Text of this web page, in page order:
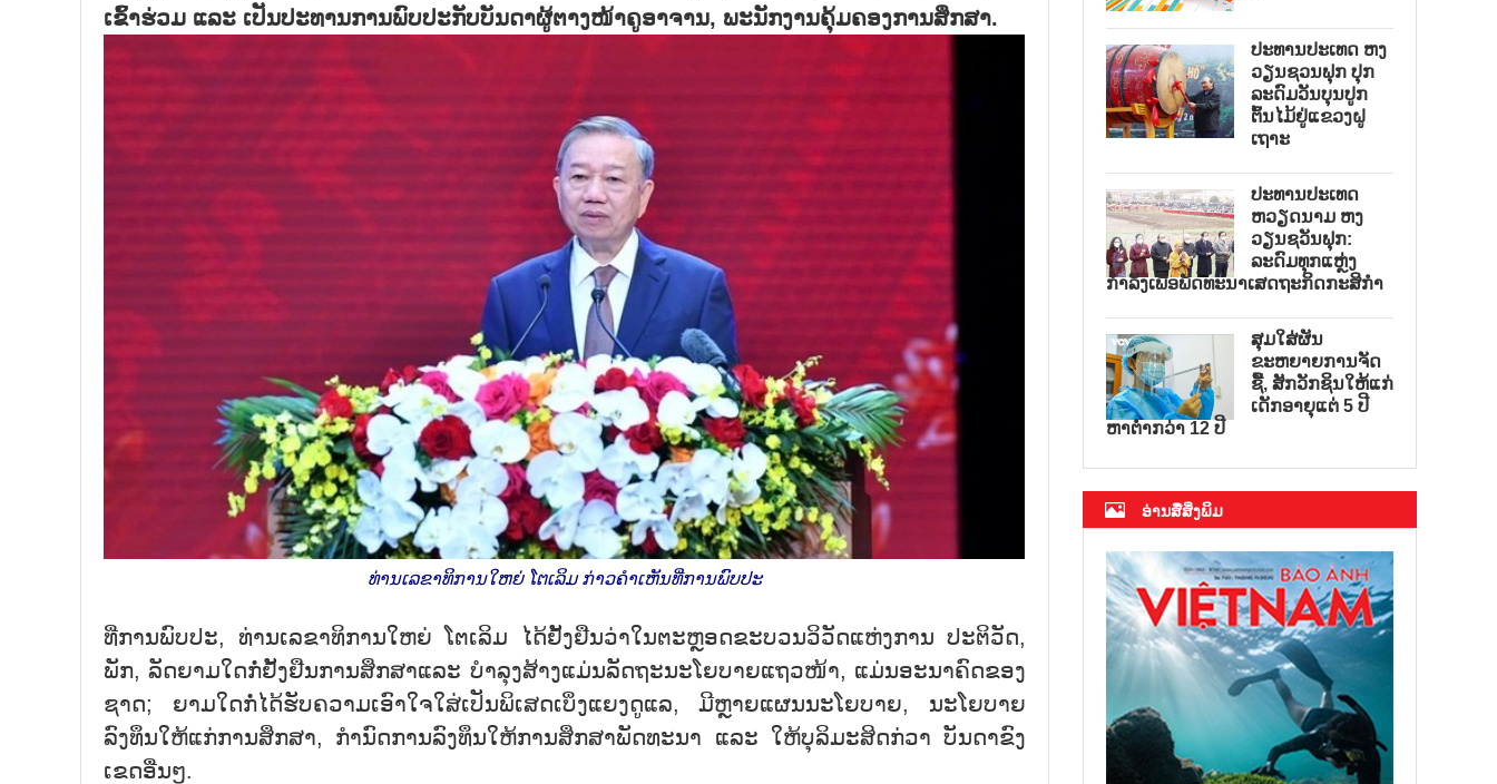
ເຂົ້າຮ່ວມ ແລະ ເປັນປະທານການພົບປະກັບບັນດາຜູ້ຕາງໜ້າຄູອາຈານ, ພະນັກງານຄຸ້ມຄອງການສຶກສາ.
ທ່ານເລຂາທິການໃຫຍ່ ໂຕເລິມ ກ່າວຄຳເຫັນທີ່ການພົບປະ
ທີ່ການພົບປະ, ທ່ານເລຂາທິການໃຫຍ່ ໂຕເລິມ ໄດ້ຢັ້ງຢືນວ່າໃນຕະຫຼອດຂະບວນວິວັດແຫ່ງການ ປະຕິວັດ,
ພັກ, ລັດຍາມໃດກໍ່ຢັ້ງຢືນການສຶກສາແລະ ບຳລຸງສ້າງແມ່ນລັດຖະນະໂຍບາຍແຖວໜ້າ, ແມ່ນອະນາຄົດຂອງ
ຊາດ; ຍາມໃດກໍ່ໄດ້ຮັບຄວາມເອົາໃຈໃສ່ເປັນພິເສດເບິ່ງແຍງດູແລ, ມີຫຼາຍແຜນນະໂຍບາຍ, ນະໂຍບາຍ
ລົງທຶນໃຫ້ແກ່ການສຶກສາ, ກຳນົດການລົງທຶນໃຫ້ການສຶກສາພັດທະນາ ແລະ ໃຫ້ບຸລິມະສິດກ່ວາ ບັນດາຂົງ
ເຂດອື່ນໆ.
ປະທານປະເທດ ຫງ
ວຽນຊວນຟຸກ ປຸກ
ລະດົມວັນບຸນປູກ
ຕົ້ນໄມ້ຢູ່ແຂວງຝູ
ເຖາະ
ປະທານປະເທດ
ຫວຽດນາມ ຫງ
ວຽນຊວັນຟຸກ:
ລະດົມທຸກແຫຼ່ງ
ກຳລັງເພື່ອພັດທະນາເສດຖະກິດກະສິກຳ
ສຸມໃສ່ຜັນ
ຂະຫຍາຍການຈັດ
ຊື້, ສັກວັກຊິນໃຫ້ແກ່
ເດັກອາຍຸແຕ່ 5 ປີ
ຫາຕ່ຳກວ່າ 12 ປີ
ອ່ານສື່ສິ່ງພິມ